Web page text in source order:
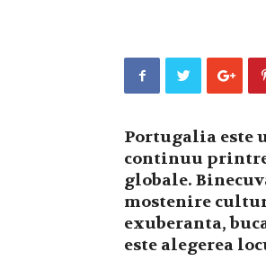
Portugalia este
continuu
globale.
mostenire
exuberanta,
este alegerea